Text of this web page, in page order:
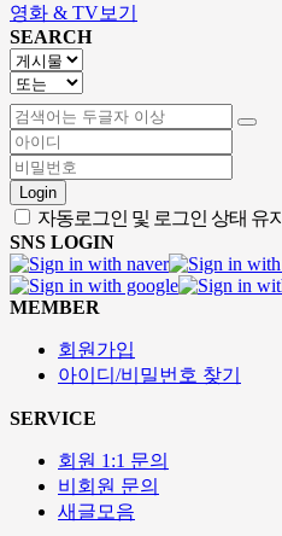
영화 & TV보기
SEARCH
Login
자동로그인 및 로그인 상태 유지
SNS LOGIN
MEMBER
회원가입
아이디/비밀번호 찾기
SERVICE
회원 1:1 문의
비회원 문의
새글모음